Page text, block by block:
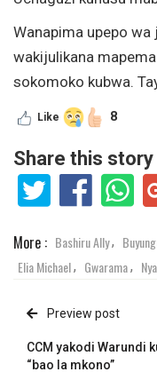
Wanapima upepo
wakijulikana
sokomoko kubwa.
Like 8
Share this story
More : Bashiru Ally,
Elia Michael, Gwarama,
Preview post
CCM yakodi Warundi
“bao la mkono”